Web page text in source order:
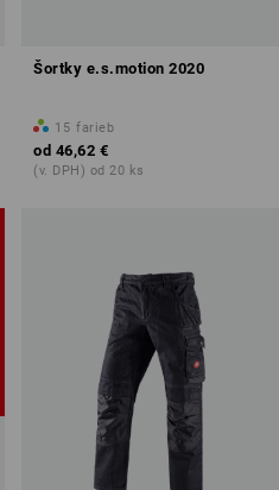
Šortky e.s.motion 2020
15 farieb
od 46,62 €
(v. DPH) od 20 ks